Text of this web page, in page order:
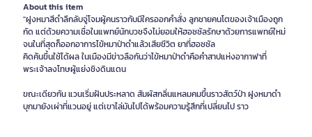
About this item
"ฝูงหมาสีดำลึกลับจู่โจมผู้คนราวกับมีใครออกคำสั่ง ลูกชายคนโตของเจ้าเมืองถูก
กัด แต่ด้วยความเชื่อในแพทย์นักบวชจึงไม่ยอมให้ฮอซซัลรักษาด้วยการแพทย์ใหม่
จนในที่สุดก็ออกอาการไข้หมาป่าดำแล้วเสียชีวิต ยาที่ฮอซซัล
คิดค้นขึ้นใช้ได้ผล ในเมืองมีข่าวลือกันว่าไข้หมาป่าดำคือคำสาปแห่งอากาฟาที่
พระเจ้าลงโทษผู้แย่งชิงดินแดน
ขณะเดียวกัน แวนเริ่มฝันประหลาด สัมผัสกลิ่นแหลมคมขึ้นราวสัตว์ป่า ฝูงหมาดำ
บุกมายังเผ่าที่แวนอยู่ แต่เขาไล่มันไปได้พร้อมความรู้สึกที่เปลี่ยนไป ราว